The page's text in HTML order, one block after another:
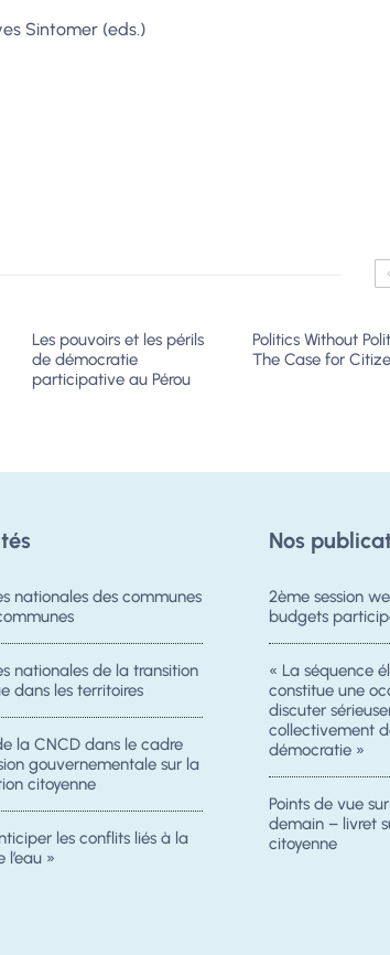
Sintomer (eds.)
Les pouvoirs et les périls
de démocratie
participative au Pérou
Politics Without
The Case for
nationales des communes
nationales de la transition
dans les territoires
la CNCD dans le cadre
gouvernementale sur la
citoyenne
les conflits liés à la
l’eau »
Nos
2ème session
budgets
« La séquence
constitue une
discuter
collectivement
démocratie »
Points de vue
demain – livret
citoyenne